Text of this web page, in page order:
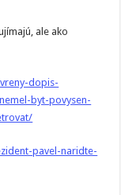
ale ako
dopis-
byt-povysen-
pavel-naridte-